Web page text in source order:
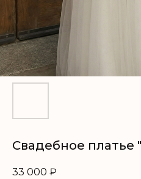
Свадебное платье
33 000 ₽